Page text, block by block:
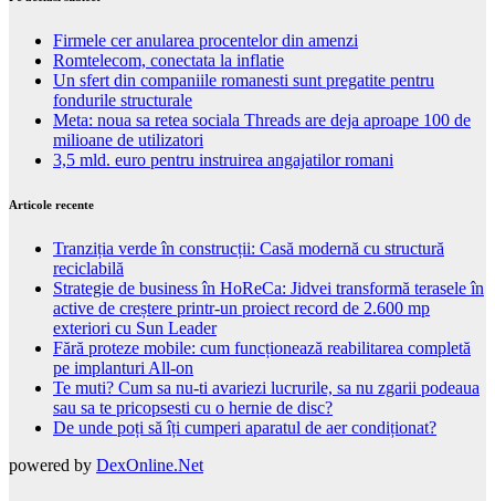
Firmele cer anularea procentelor din amenzi
Romtelecom, conectata la inflatie
Un sfert din companiile romanesti sunt pregatite pentru
fondurile structurale
Meta: noua sa retea sociala Threads are deja aproape 100 de
milioane de utilizatori
3,5 mld. euro pentru instruirea angajatilor romani
Articole recente
Tranziția verde în construcții: Casă modernă cu structură
reciclabilă
Strategie de business în HoReCa: Jidvei transformă terasele în
active de creștere printr-un proiect record de 2.600 mp
exteriori cu Sun Leader
Fără proteze mobile: cum funcționează reabilitarea completă
pe implanturi All-on
Te muti? Cum sa nu-ti avariezi lucrurile, sa nu zgarii podeaua
sau sa te pricopsesti cu o hernie de disc?
De unde poți să îți cumperi aparatul de aer condiționat?
powered by DexOnline.Net